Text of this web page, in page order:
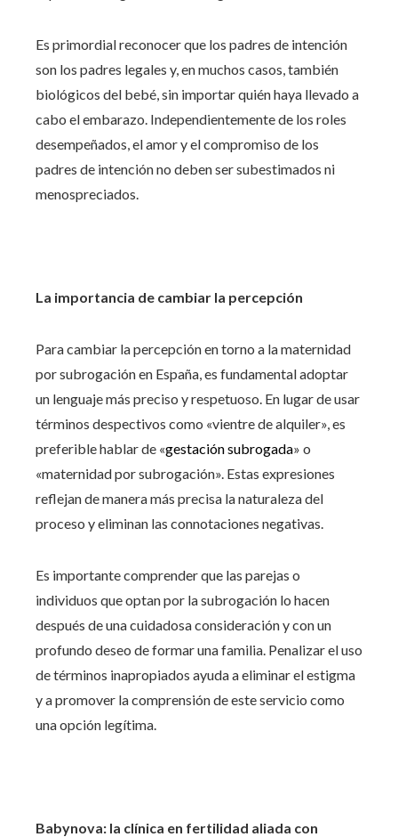
Es primordial reconocer que los padres de intención
son los padres legales y, en muchos casos, también
biológicos del bebé, sin importar quién haya llevado a
cabo el embarazo. Independientemente de los roles
desempeñados, el amor y el compromiso de los
padres de intención no deben ser subestimados ni
menospreciados.
La importancia de cambiar la percepción
Para cambiar la percepción en torno a la maternidad
por subrogación en España, es fundamental adoptar
un lenguaje más preciso y respetuoso. En lugar de usar
términos despectivos como «vientre de alquiler», es
preferible hablar de «gestación subrogada» o
«maternidad por subrogación». Estas expresiones
reflejan de manera más precisa la naturaleza del
proceso y eliminan las connotaciones negativas.
Es importante comprender que las parejas o
individuos que optan por la subrogación lo hacen
después de una cuidadosa consideración y con un
profundo deseo de formar una familia. Penalizar el uso
de términos inapropiados ayuda a eliminar el estigma
y a promover la comprensión de este servicio como
una opción legítima.
Babynova: la clínica en fertilidad aliada con